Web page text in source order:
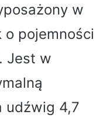
w
pojemności
Jest w
udźwig 4,7